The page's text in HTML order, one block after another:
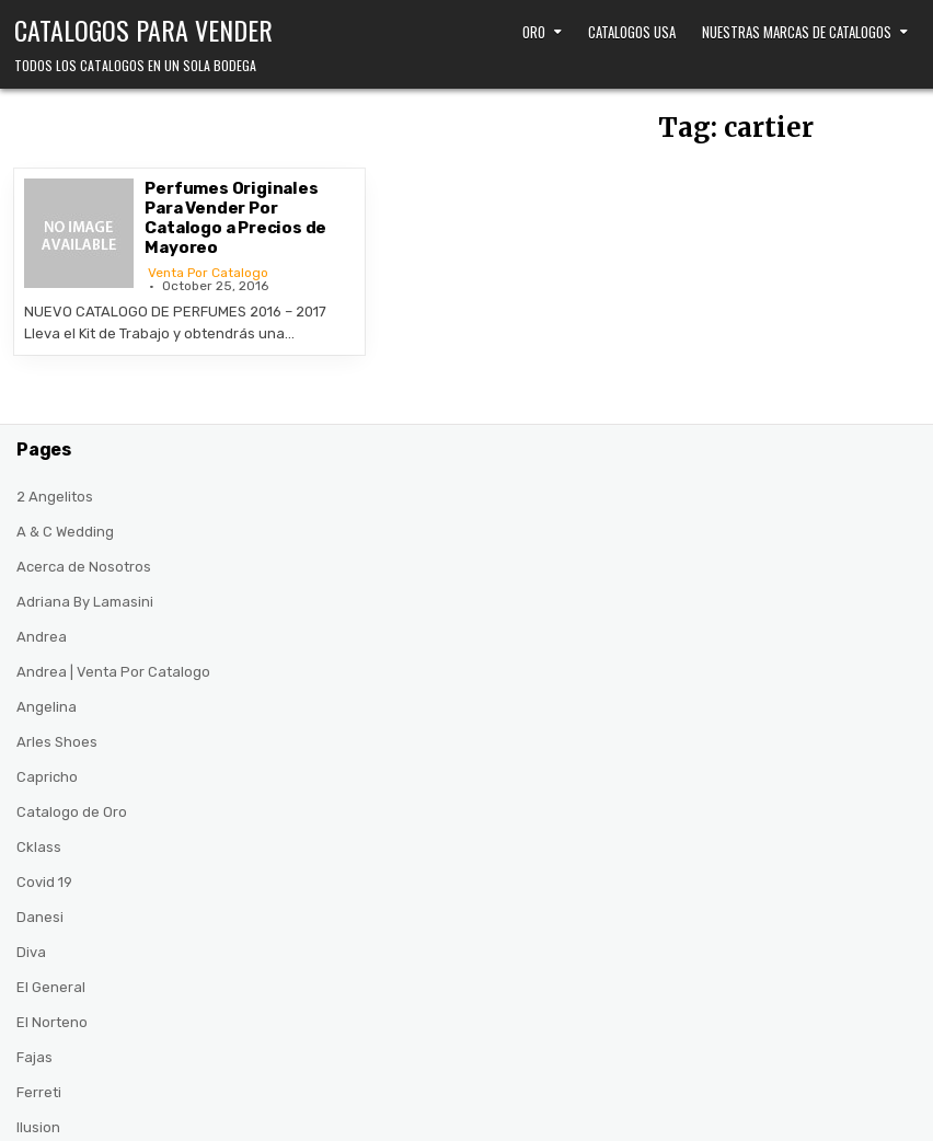
CATALOGOS PARA VENDER
TODOS LOS CATALOGOS EN UN SOLA BODEGA
ORO CATALOGOS USA NUESTRAS MARCAS DE CATALOGOS
Tag: cartier
Perfumes Originales
Para Vender Por
Catalogo a Precios de
Mayoreo
Venta Por Catalogo
October 25, 2016
NUEVO CATALOGO DE PERFUMES 2016 – 2017
Lleva el Kit de Trabajo y obtendrás una…
Pages
2 Angelitos
A & C Wedding
Acerca de Nosotros
Adriana By Lamasini
Andrea
Andrea | Venta Por Catalogo
Angelina
Arles Shoes
Capricho
Catalogo de Oro
Cklass
Covid 19
Danesi
Diva
El General
El Norteno
Fajas
Ferreti
Ilusion